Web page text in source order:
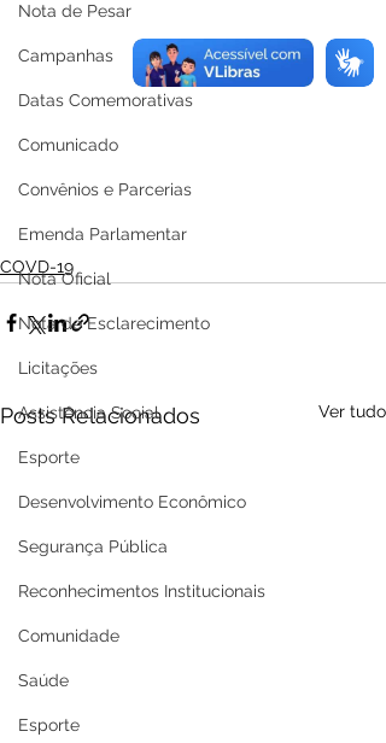
Nota de Pesar
Campanhas
Datas Comemorativas
Comunicado
Convênios e Parcerias
Emenda Parlamentar
Nota Oficial
Nota de Esclarecimento
Licitações
Assistência Social
Esporte
Desenvolvimento Econômico
Segurança Pública
Reconhecimentos Institucionais
Comunidade
Saúde
Esporte
COVD-19
Posts Relacionados Ver tudo